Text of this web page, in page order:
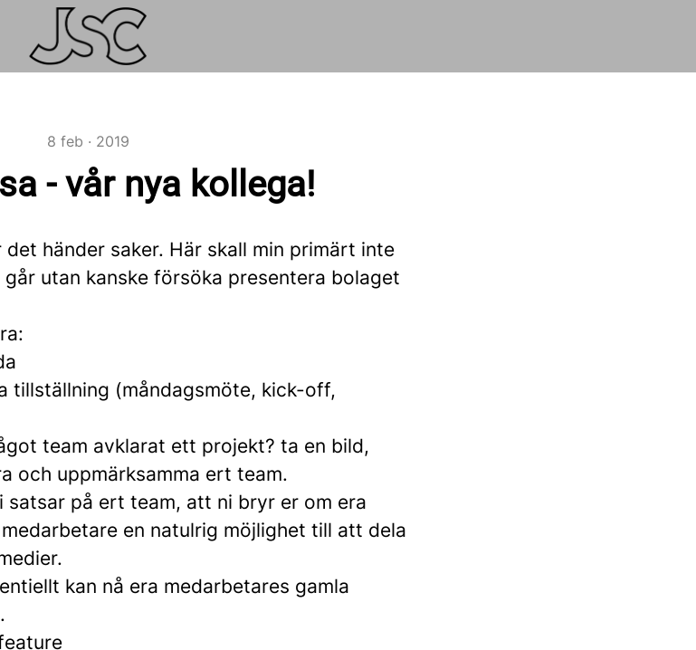
8 feb · 2019
- vår nya kollega!
händer saker. Här skall min primärt inte
utan kanske försöka presentera bolaget
tillställning (måndagsmöte, kick-off,
team avklarat ett projekt? ta en bild,
och uppmärksamma ert team.
på ert team, att ni bryr er om era
en natulrig möjlighet till att dela
kan nå era medarbetares gamla